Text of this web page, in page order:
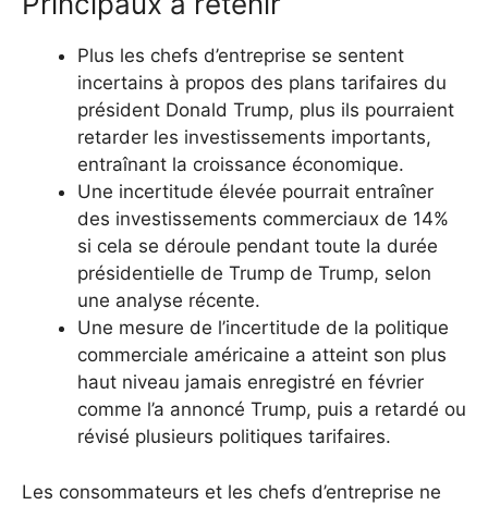
Plus les chefs d’entreprise se sentent
incertains à propos des plans tarifaires du
président Donald Trump, plus ils pourraient
retarder les investissements importants,
entraînant la croissance économique.
Une incertitude élevée pourrait entraîner
des investissements commerciaux de 14%
si cela se déroule pendant toute la durée
présidentielle de Trump de Trump, selon
une analyse récente.
Une mesure de l’incertitude de la politique
commerciale américaine a atteint son plus
haut niveau jamais enregistré en février
comme l’a annoncé Trump, puis a retardé ou
révisé plusieurs politiques tarifaires.
Les consommateurs et les chefs d’entreprise ne